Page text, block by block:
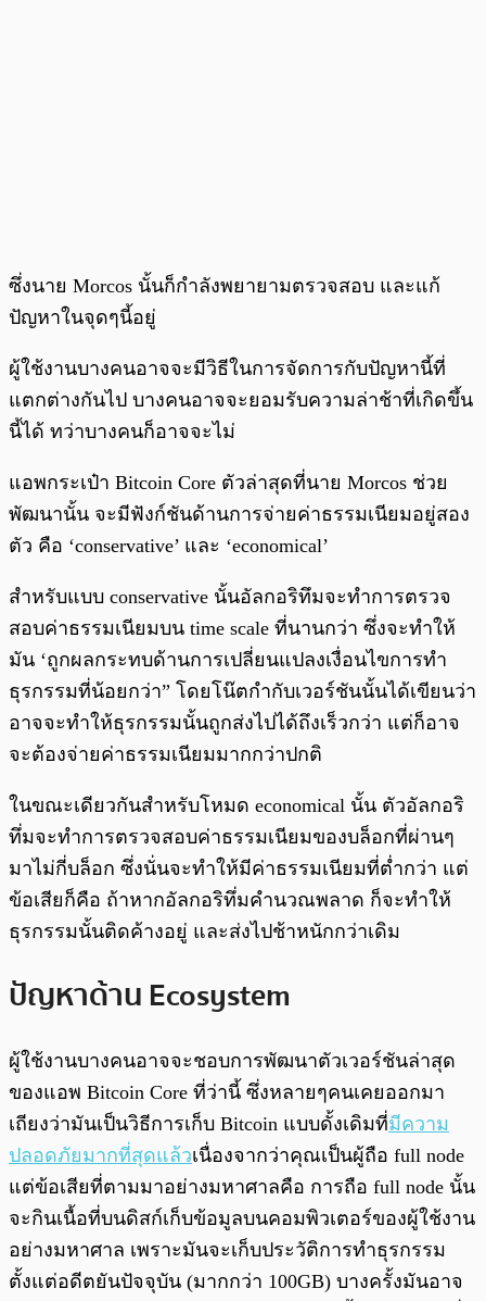
ซึ่งนาย Morcos นั้นก็กำลังพยายามตรวจสอบ และแก้
ปัญหาในจุดๆนี้อยู่
ผู้ใช้งานบางคนอาจจะมีวิธีในการจัดการกับปัญหานี้ที่
แตกต่างกันไป บางคนอาจจะยอมรับความล่าช้าที่เกิดขึ้น
นี้ได้ ทว่าบางคนก็อาจจะไม่
แอพกระเป๋า Bitcoin Core ตัวล่าสุดที่นาย Morcos ช่วย
พัฒนานั้น จะมีฟังก์ชันด้านการจ่ายค่าธรรมเนียมอยู่สอง
ตัว คือ ‘conservative’ และ ‘economical’
สำหรับแบบ conservative นั้นอัลกอริทึมจะทำการตรวจ
สอบค่าธรรมเนียมบน time scale ที่นานกว่า ซึ่งจะทำให้
มัน ‘ถูกผลกระทบด้านการเปลี่ยนแปลงเงื่อนไขการทำ
ธุรกรรมที่น้อยกว่า” โดยโน๊ตกำกับเวอร์ชันนั้นได้เขียนว่า
อาจจะทำให้ธุรกรรมนั้นถูกส่งไปได้ถึงเร็วกว่า แต่ก็อาจ
จะต้องจ่ายค่าธรรมเนียมมากกว่าปกติ
ในขณะเดียวกันสำหรับโหมด economical นั้น ตัวอัลกอริ
ทึ่มจะทำการตรวจสอบค่าธรรมเนียมของบล็อกที่ผ่านๆ
มาไม่กี่บล็อก ซึ่งนั่นจะทำให้มีค่าธรรมเนียมที่ต่ำกว่า แต่
ข้อเสียก็คือ ถ้าหากอัลกอริทึ่มคำนวณพลาด ก็จะทำให้
ธุรกรรมนั้นติดค้างอยู่ และส่งไปช้าหนักกว่าเดิม
ปัญหาด้าน Ecosystem
ผู้ใช้งานบางคนอาจจะชอบการพัฒนาตัวเวอร์ชันล่าสุด
ของแอพ Bitcoin Core ที่ว่านี้ ซึ่งหลายๆคนเคยออกมา
เถียงว่ามันเป็นวิธีการเก็บ Bitcoin แบบดั้งเดิมที่มีความ
ปลอดภัยมากที่สุดแล้วเนื่องจากว่าคุณเป็นผู้ถือ full node
แต่ข้อเสียที่ตามมาอย่างมหาศาลคือ การถือ full node นั้น
จะกินเนื้อที่บนดิสก์เก็บข้อมูลบนคอมพิวเตอร์ของผู้ใช้งาน
อย่างมหาศาล เพราะมันจะเก็บประวัติการทำธุรกรรม
ตั้งแต่อดีตยันปัจจุบัน (มากกว่า 100GB) บางครั้งมันอาจ